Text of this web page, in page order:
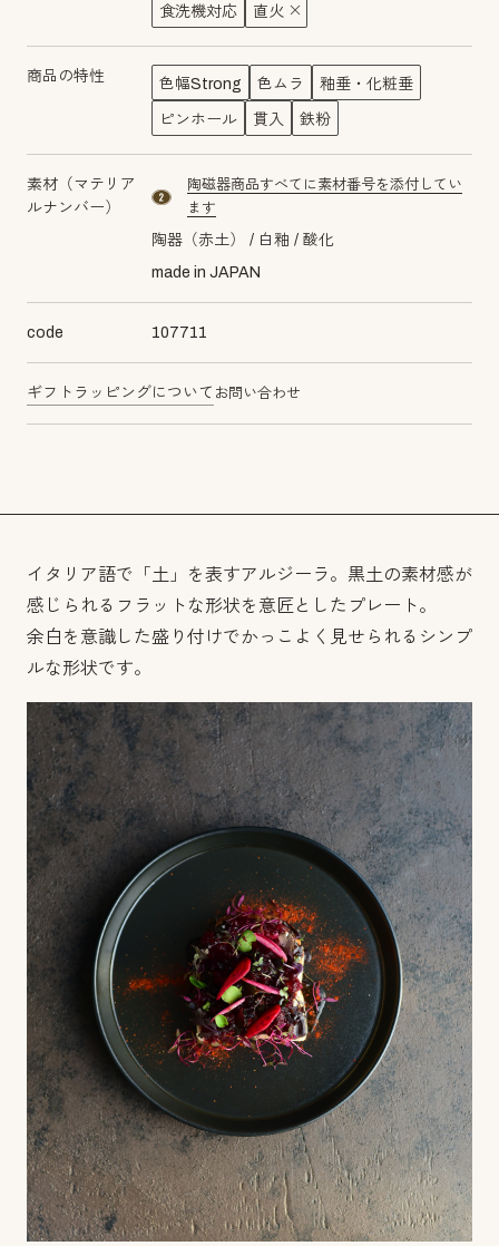
食洗機対応 直火
商品の特性 色幅Strong 色ムラ 釉垂・化粧垂
ピンホール 貫入 鉄粉
素材（マテリア
ルナンバー）
material number2
陶磁器商品すべてに素材番号を添付してい
ます
陶器（赤土） 白釉
酸化
made in JAPAN
code 107711
ギフトラッピングについて お問い合わせ
イタリア語で「土」を表すアルジーラ。黒土の素材感が
感じられるフラットな形状を意匠としたプレート。
余白を意識した盛り付けでかっこよく見せられるシンプ
ルな形状です。